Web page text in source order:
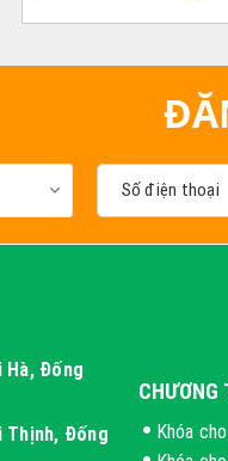
Hà, Đống
Thịnh, Đống
CHƯƠNG
Khóa